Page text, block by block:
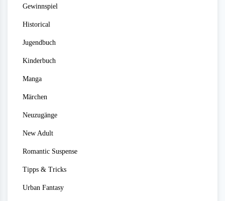
Gewinnspiel
Historical
Jugendbuch
Kinderbuch
Manga
Märchen
Neuzugänge
New Adult
Romantic Suspense
Tipps & Tricks
Urban Fantasy